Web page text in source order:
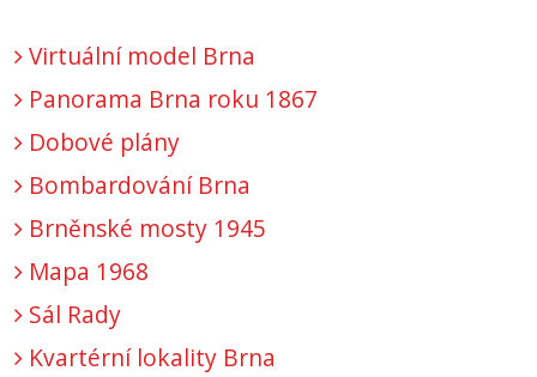
Virtuální model Brna
Panorama Brna roku 1867
Dobové plány
Bombardování Brna
Brněnské mosty 1945
Mapa 1968
Sál Rady
Kvartérní lokality Brna